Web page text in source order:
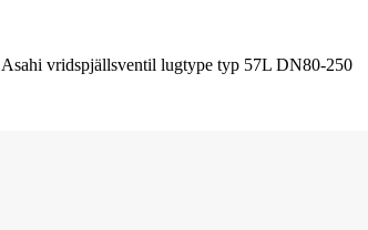
Asahi vridspjällsventil lugtype typ 57L DN80-250